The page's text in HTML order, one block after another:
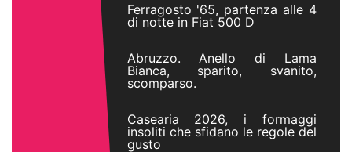
Ferragosto '65, partenza alle 4
di notte in Fiat 500 D
Abruzzo. Anello di Lama
Bianca, sparito, svanito,
scomparso.
Casearia 2026, i formaggi
insoliti che sfidano le regole del
gusto